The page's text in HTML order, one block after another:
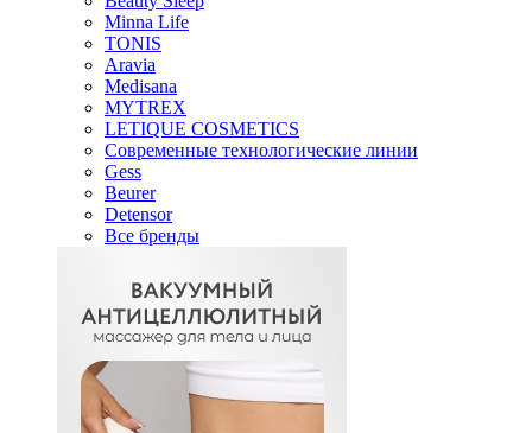
Minna Life
TONIS
Aravia
Medisana
MYTREX
LETIQUE COSMETICS
Современные технологические линии
Gess
Beurer
Detensor
Все бренды